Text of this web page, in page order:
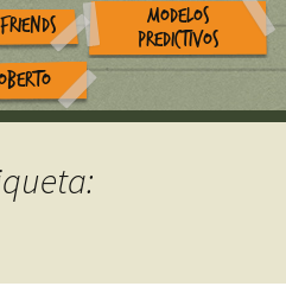
MODELOS
PREDICTIVOS